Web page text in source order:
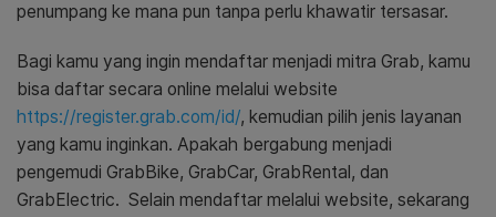
penumpang ke mana pun tanpa perlu khawatir tersasar.
Bagi kamu yang ingin mendaftar menjadi mitra Grab, kamu
bisa daftar secara online melalui website
https://register.grab.com/id/, kemudian pilih jenis layanan
yang kamu inginkan. Apakah bergabung menjadi
pengemudi GrabBike, GrabCar, GrabRental, dan
GrabElectric. Selain mendaftar melalui website, sekarang